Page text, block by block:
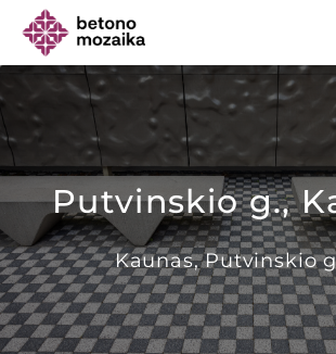
Putvinskio g.,
Kaunas, Putvinskio